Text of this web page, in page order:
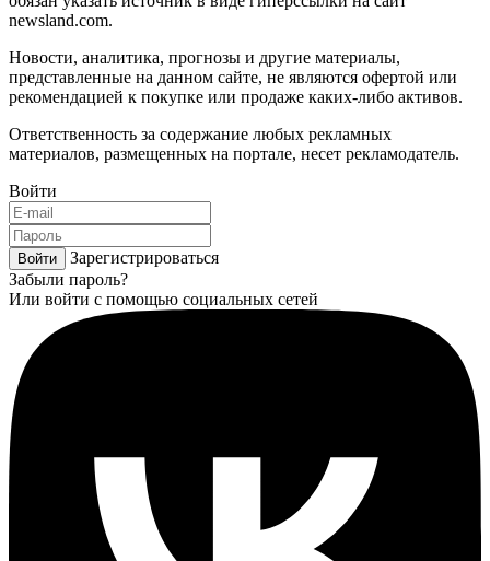
newsland.com.
Новости, аналитика, прогнозы и другие материалы,
представленные на данном сайте, не являются офертой или
рекомендацией к покупке или продаже каких-либо активов.
Ответственность за содержание любых рекламных
материалов, размещенных на портале, несет рекламодатель.
Войти
Войти
Зарегистрироваться
Забыли пароль?
Или войти с помощью социальных сетей